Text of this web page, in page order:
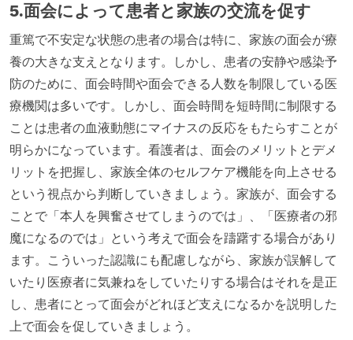
5.面会によって患者と家族の交流を促す
重篤で不安定な状態の患者の場合は特に、家族の面会が療
養の大きな支えとなります。しかし、患者の安静や感染予
防のために、面会時間や面会できる人数を制限している医
療機関は多いです。しかし、面会時間を短時間に制限する
ことは患者の血液動態にマイナスの反応をもたらすことが
明らかになっています。看護者は、面会のメリットとデメ
リットを把握し、家族全体のセルフケア機能を向上させる
という視点から判断していきましょう。家族が、面会する
ことで「本人を興奮させてしまうのでは」、「医療者の邪
魔になるのでは」という考えで面会を躊躇する場合があり
ます。こういった認識にも配慮しながら、家族が誤解して
いたり医療者に気兼ねをしていたりする場合はそれを是正
し、患者にとって面会がどれほど支えになるかを説明した
上で面会を促していきましょう。